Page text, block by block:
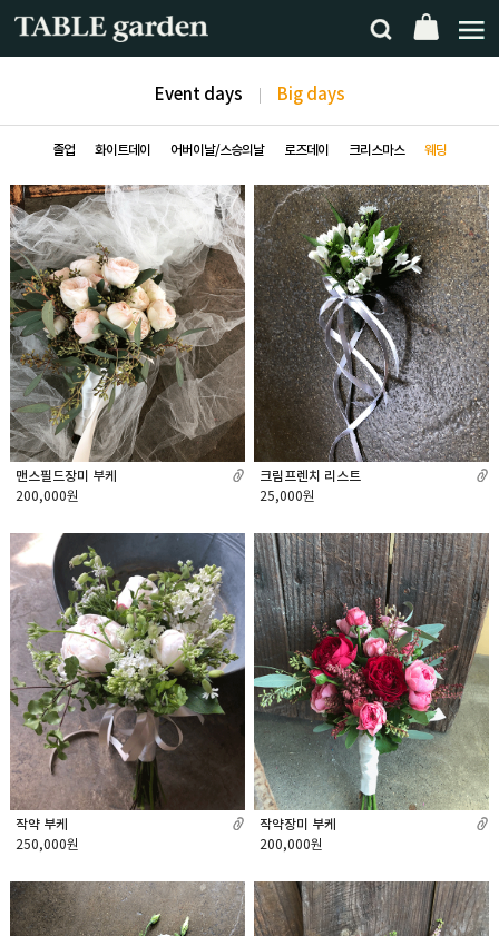
Event days Big days
졸업 화이트데이 어버이날/스승의날 로즈데이 크리스마스 웨딩
맨스필드장미 부케
200,000원
크림프렌치 리스트
25,000원
작약 부케
250,000원
작약장미 부케
200,000원